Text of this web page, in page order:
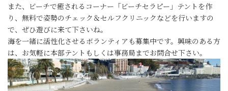
また、ビーチで癒されるコーナー「ビーチセラピー」テントを作
り、無料で姿勢のチェック＆セルフクリニックなどを行いますの
で、ぜひ遊びに来て下さいね。
海を一緒に活性化させるボランティアも募集中です。興味のある方
は、お気軽に本部テントもしくは事務局までお問合せ下さい。